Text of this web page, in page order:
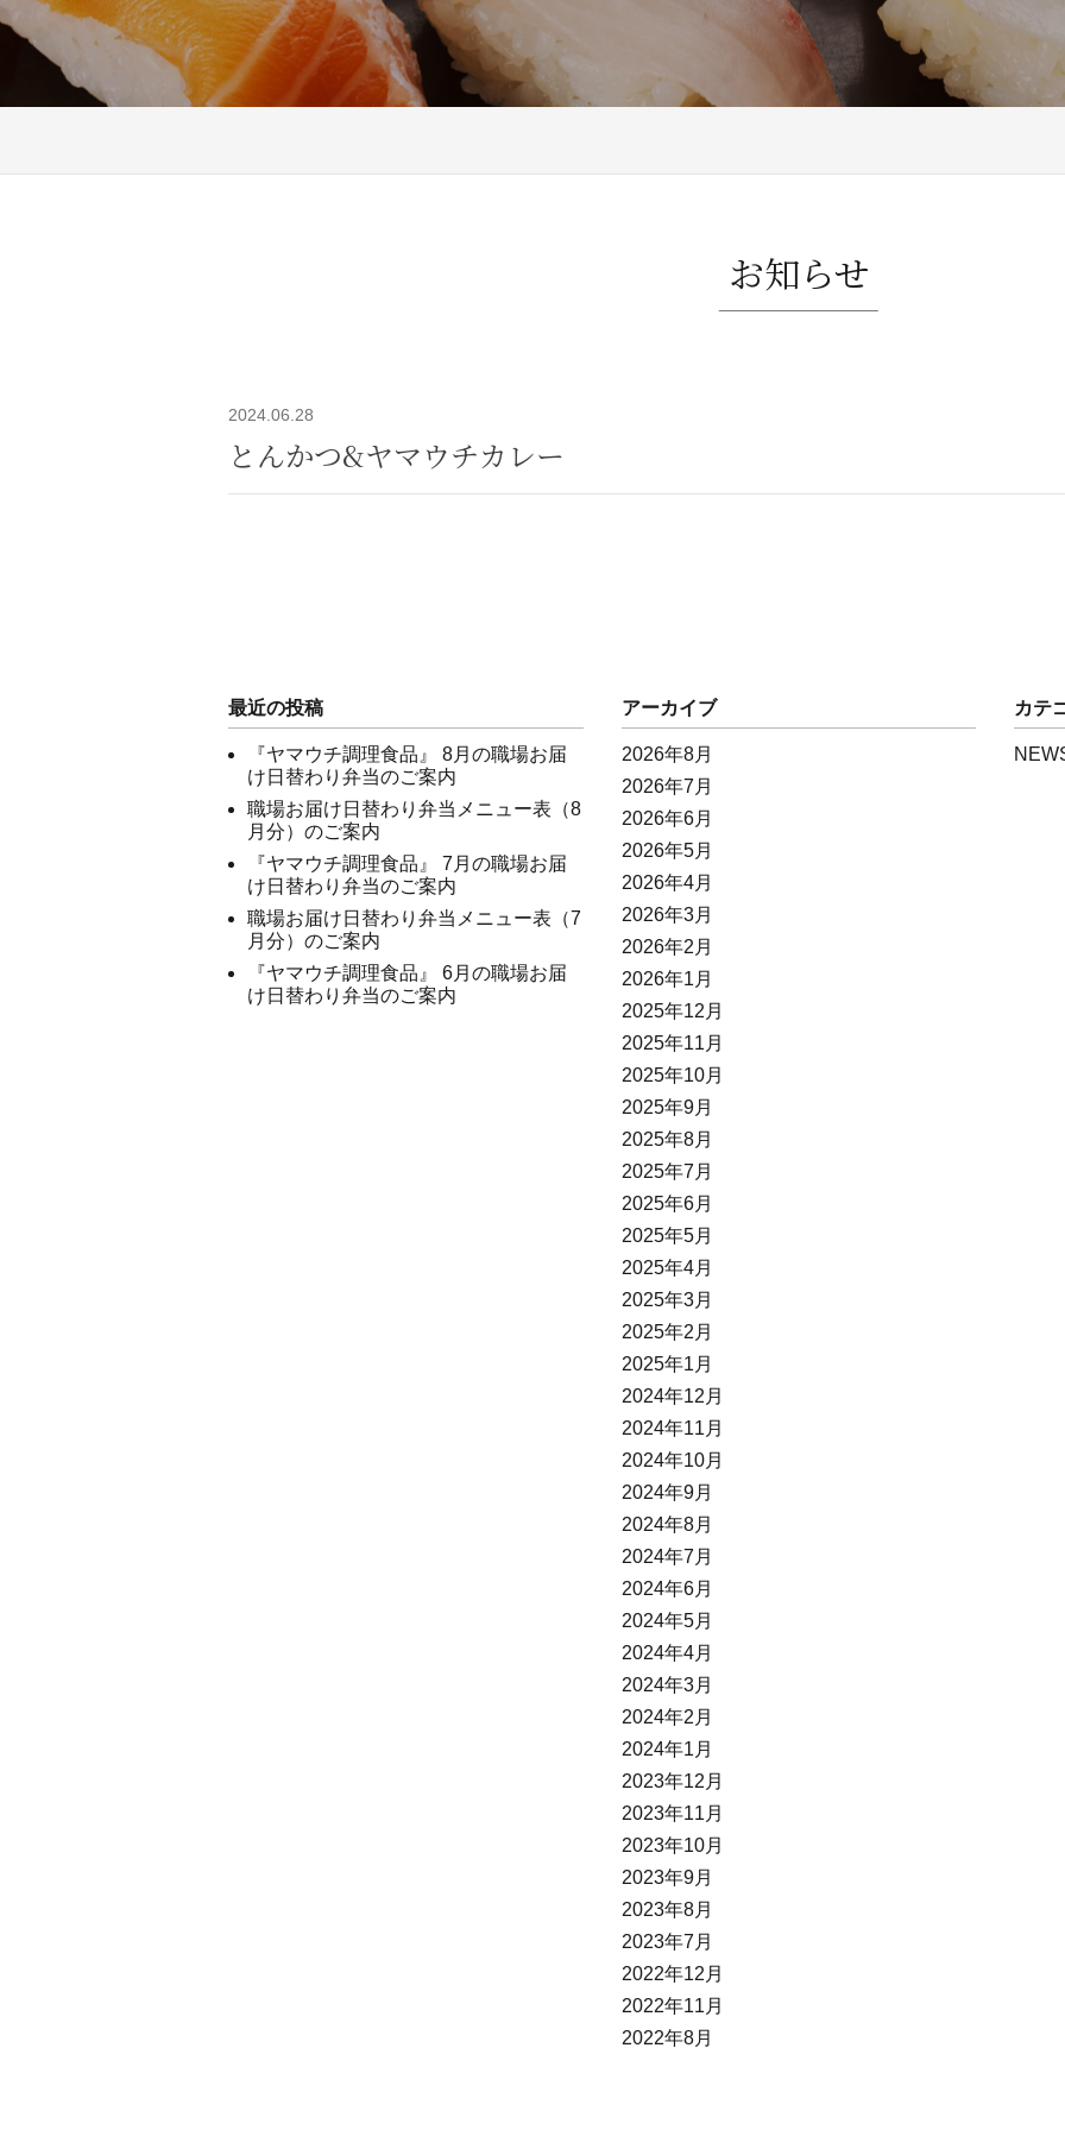
お知らせ
2024.06.28
とんかつ&ヤマウチカレー
最近の投稿
『ヤマウチ調理食品』 8月の職場お届
け日替わり弁当のご案内
職場お届け日替わり弁当メニュー表（8
月分）のご案内
『ヤマウチ調理食品』 7月の職場お届
け日替わり弁当のご案内
職場お届け日替わり弁当メニュー表（7
月分）のご案内
『ヤマウチ調理食品』 6月の職場お届
け日替わり弁当のご案内
アーカイブ
2026年8月
2026年7月
2026年6月
2026年5月
2026年4月
2026年3月
2026年2月
2026年1月
2025年12月
2025年11月
2025年10月
2025年9月
2025年8月
2025年7月
2025年6月
2025年5月
2025年4月
2025年3月
2025年2月
2025年1月
2024年12月
2024年11月
2024年10月
2024年9月
2024年8月
2024年7月
2024年6月
2024年5月
2024年4月
2024年3月
2024年2月
2024年1月
2023年12月
2023年11月
2023年10月
2023年9月
2023年8月
2023年7月
2022年12月
2022年11月
2022年8月
カテ